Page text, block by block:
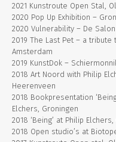
2021 Kunstroute Open Stal,
2020 Pop Up Exhibition –
2020 Vulnerability – De
2019 The Last Pet – a
Amsterdam
2019 KunstDok –
2018 Art Noord with Philip
Heerenveen
2018 Bookpresentation
Elchers, Groningen
2018 ‘Being’ at Philip
2018 Open studio’s at